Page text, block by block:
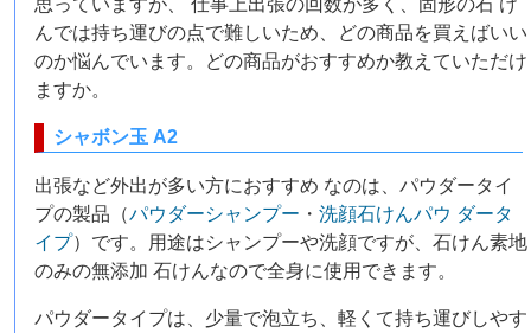
思っていますが、 仕事上出張の回数が多く、固形の石 け
んでは持ち運びの点で難しいため、どの商品を買えばいい
のか悩んでいます。どの商品がおすすめか教えていただけ
ますか。
シャボン玉 A2
出張など外出が多い方におすすめ なのは、パウダータイ
プの製品（パウダーシャンプー ・洗顔石けんパウ ダータ
イプ）です。用途はシャンプーや洗顔ですが、石けん素地
のみの無添加 石けんなので全身に使用できます。
パウダータイプは、少量で泡立ち、軽くて持ち運びしやす